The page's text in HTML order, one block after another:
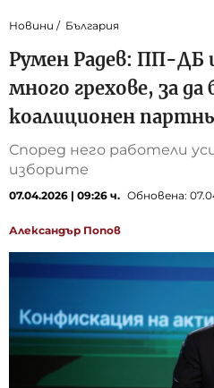
Новини България
Румен Радев: ПП-
много грехове, за
коалиционен
Според него работели
изборите
07.04.2026 | 09:26 ч. Обновена:
Александър Попов